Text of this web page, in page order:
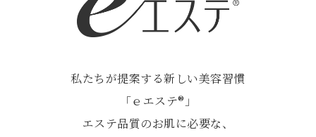
私たちが提案する新しい美容習慣
「ｅエステ®」
エステ品質のお肌に必要な、